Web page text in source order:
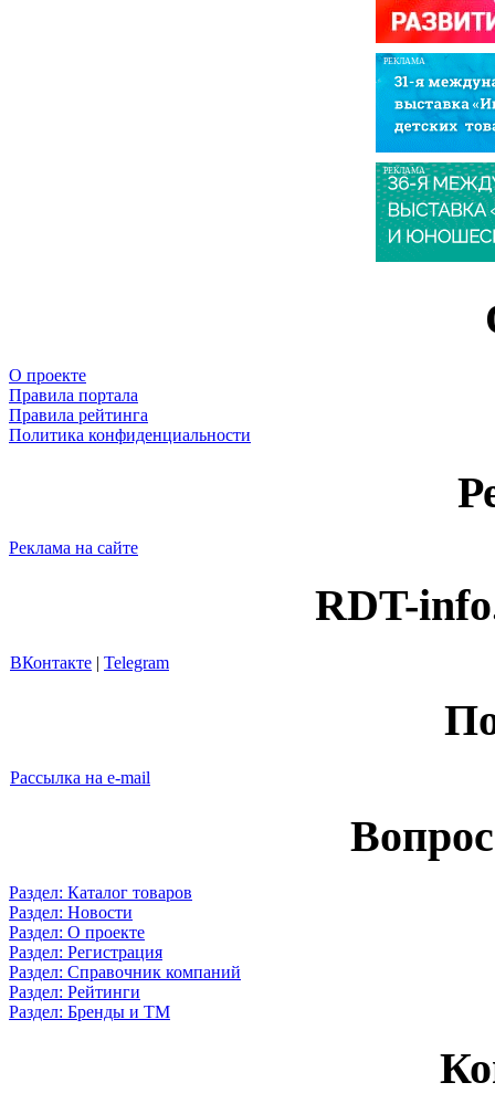
РЕКЛАМА
РЕКЛАМА
О проекте
Правила портала
Правила рейтинга
Политика конфиденциальности
Реклама на сайте
RDT-
ВКонтакте | Telegram
Рассылка на e-mail
Раздел: Каталог товаров
Раздел: Новости
Раздел: О проекте
Раздел: Регистрация
Раздел: Справочник компаний
Раздел: Рейтинги
Раздел: Бренды и ТМ